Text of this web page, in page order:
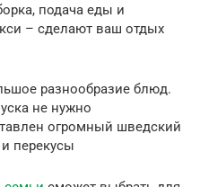
подача еды и
– сделают ваш отдых
разнообразие блюд.
не нужно
огромный шведский
перекусы